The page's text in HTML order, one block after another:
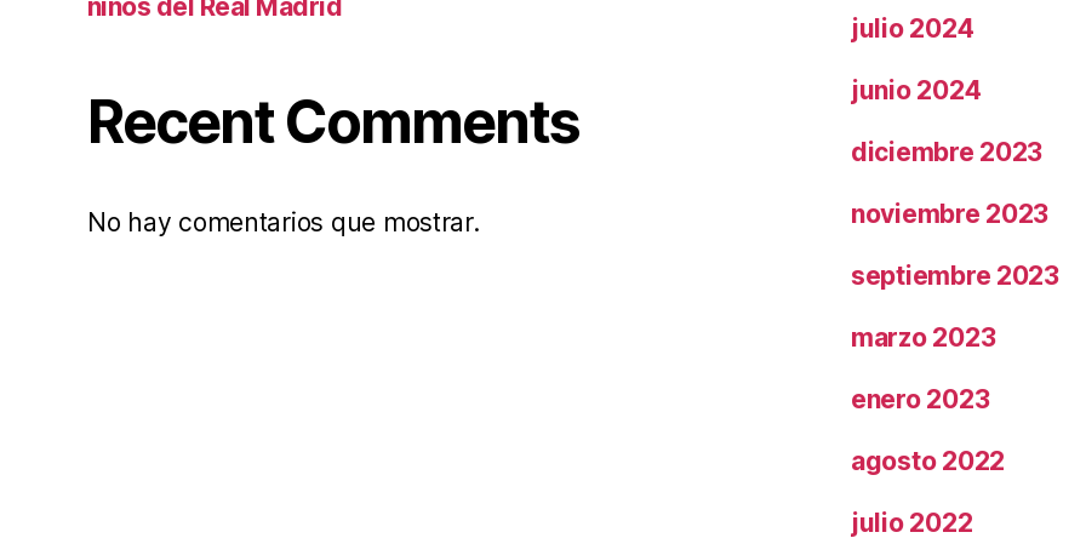
niños del Real Madrid
Recent Comments
No hay comentarios que mostrar.
julio 2024
junio 2024
diciembre 2023
noviembre 2023
septiembre 2023
marzo 2023
enero 2023
agosto 2022
julio 2022